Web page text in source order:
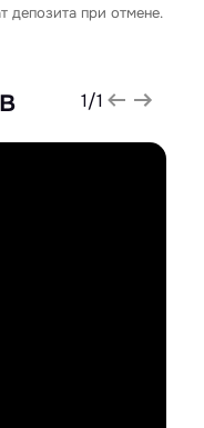
депозита при отмене.
1/1